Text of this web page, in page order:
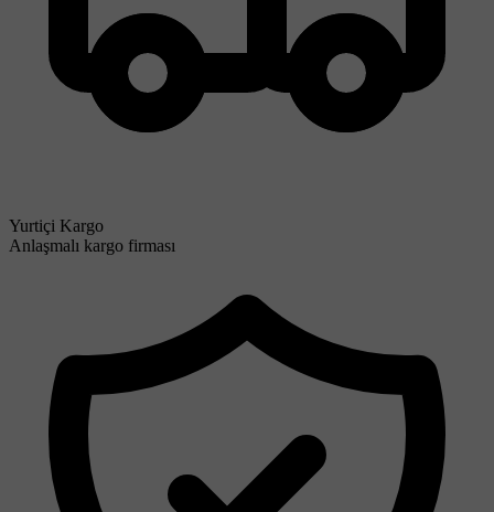
Yurtiçi Kargo
Anlaşmalı kargo firması